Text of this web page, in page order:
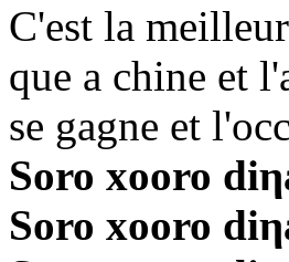
C'est la
que a chine et
se gagne et
Soro xooro
Soro xooro